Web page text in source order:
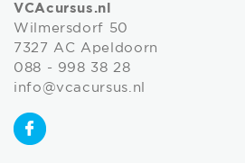
VCAcursus.nl
Wilmersdorf 50
7327 AC Apeldoorn
088 - 998 38 28
info@vcacursus.nl